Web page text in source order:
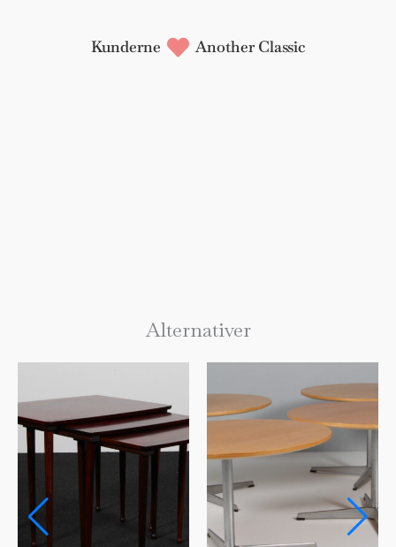
Kunderne Another Classic
Alternativer